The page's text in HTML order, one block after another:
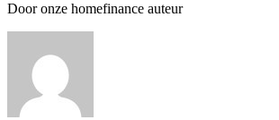
Door onze homefinance auteur